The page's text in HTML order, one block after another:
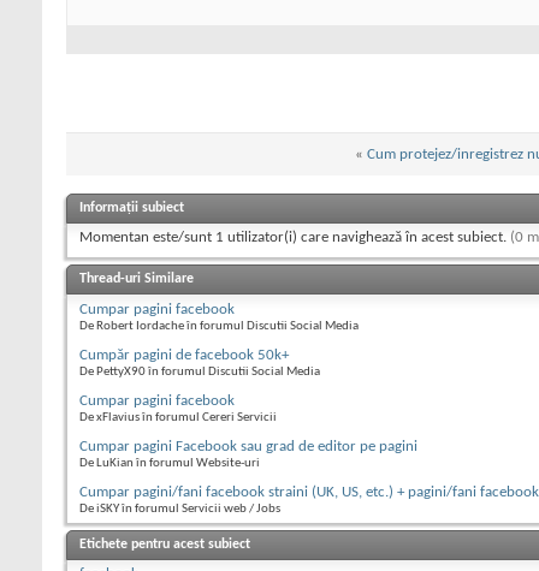
« Cum protejez/inregistrez
Informații subiect
Momentan este/sunt 1 utilizator(i) care navighează în acest subiect. (0
Thread-uri Similare
Cumpar pagini facebook
De Robert Iordache în forumul Discutii Social Media
Cumpăr pagini de facebook 50k+
De PettyX90 în forumul Discutii Social Media
Cumpar pagini facebook
De xFlavius în forumul Cereri Servicii
Cumpar pagini Facebook sau grad de editor pe pagini
De LuKian în forumul Website-uri
Cumpar pagini/fani facebook straini (UK, US, etc.) + pagini/fani
De iSKY în forumul Servicii web / Jobs
Etichete pentru acest subiect